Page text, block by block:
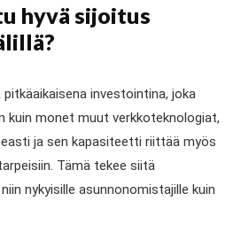
hyvä sijoitus
investointina, joka
kuin monet muut verkkoteknologiat,
ja sen kapasiteetti riittää myös
Tämä tekee siitä
nykyisille asunnonomistajille kuin